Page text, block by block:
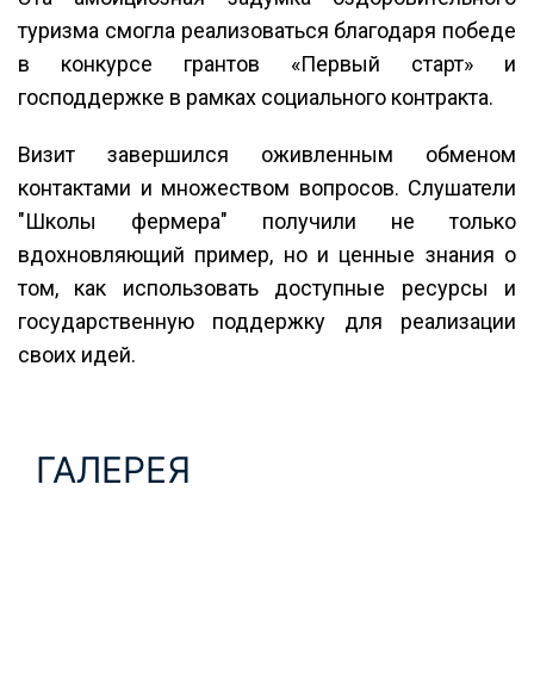
туризма смогла реализоваться благодаря победе
в конкурсе грантов «Первый старт» и
господдержке в рамках социального контракта.
Визит завершился оживленным обменом
контактами и множеством вопросов. Слушатели
"Школы фермера" получили не только
вдохновляющий пример, но и ценные знания о
том, как использовать доступные ресурсы и
государственную поддержку для реализации
своих идей.
ГАЛЕРЕЯ